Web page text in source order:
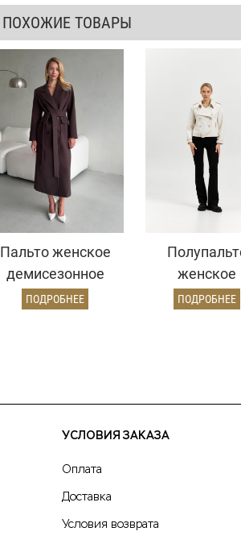
ПОХОЖИЕ ТОВАРЫ
Пальто женское
демисезонное
26326 (шоколад)
ПОДРОБНЕЕ
женское
ПОДРОБНЕЕ
УСЛОВИЯ ЗАКАЗА
Оплата
Доставка
Условия возврата